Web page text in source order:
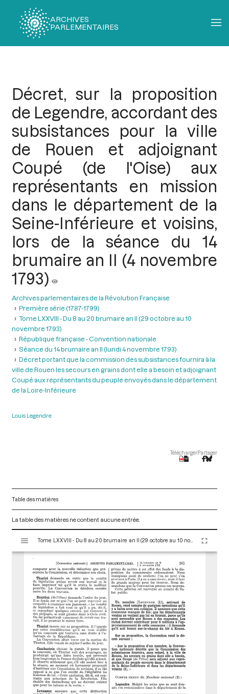
ARCHIVES
PARLEMENTAIRES
Décret, sur la proposition
de Legendre, accordant des
subsistances pour la ville
de Rouen et adjoignant
Coupé (de l'Oise) aux
représentants en mission
dans le département de la
Seine-Inférieure et voisins,
lors de la séance du 14
brumaire an II (4 novembre
1793)
Archives parlementaires de la Révolution Française
Première série (1787-1799)
Tome LXXVIII - Du 8 au 20 brumaire an II (29 octobre au 10
novembre 1793)
République française - Convention nationale
Séance du 14 brumaire an II (lundi 4 novembre 1793)
Décret portant que la commission des subsistances fournira à la
ville de Rouen les secours en grains dont elle a besoin et adjoignant
Coupé aux représentants du peuple envoyés dans le département
de la Loire-Inférieure
Louis Legendre
TéléchargerPartager
Table des matières
La table des matières ne contient aucune entrée.
s